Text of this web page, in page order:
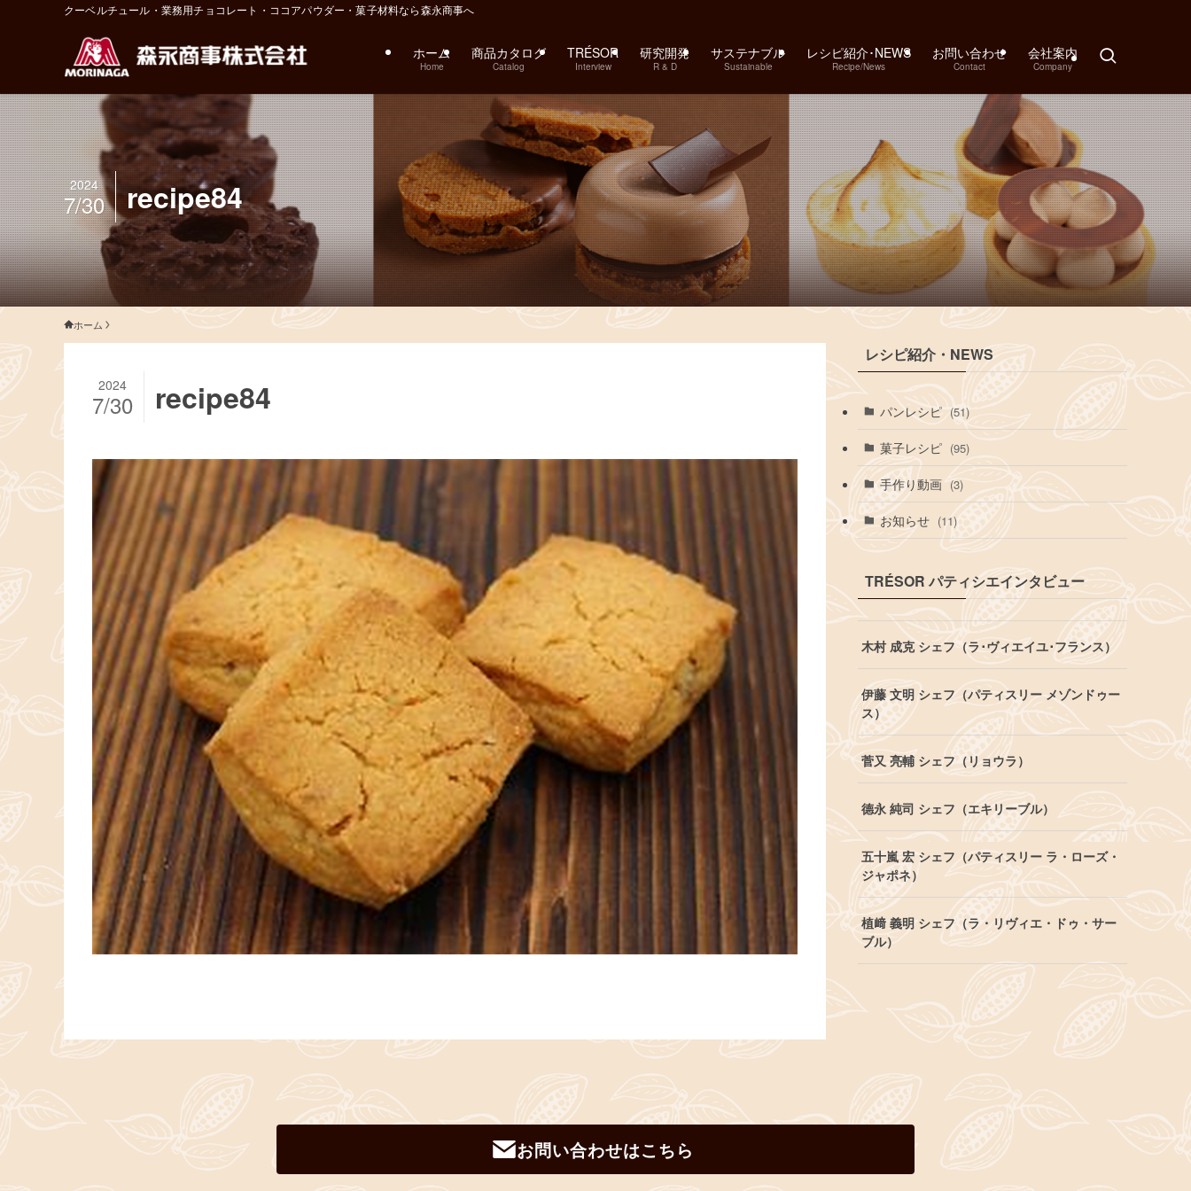
クーベルチュール・業務用チョコレート・ココアパウダー・菓子材料なら森永商事へ
ホーム
Home
商品カタログ
Catalog
TRÉSOR
Interview
研究開発
R & D
サステナブル
Sustainable
レシピ紹介･NEWS
Recipe/News
お問い合わせ
Contact
会社案内
Company
recipe84
2024
7/30
ホーム
recipe84
2024
7/30
レシピ紹介・NEWS
パンレシピ (51)
菓子レシピ (95)
手作り動画 (3)
お知らせ (11)
TRÉSOR パティシエインタビュー
木村 成克 シェフ（ラ･ヴィエイユ･フランス）
伊藤 文明 シェフ（パティスリー メゾンドゥー
ス）
菅又 亮輔 シェフ（リョウラ）
德永 純司 シェフ（エキリーブル）
五十嵐 宏 シェフ（パティスリー ラ・ローズ・
ジャポネ）
植﨑 義明 シェフ（ラ・リヴィエ・ドゥ・サー
ブル）
お問い合わせはこちら